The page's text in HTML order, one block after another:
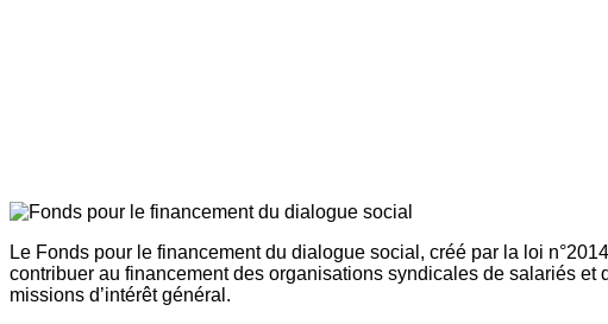
Le Fonds pour le financement du dialogue social, créé par la loi
contribuer au financement des organisations syndicales de salariés
missions d’intérêt général.